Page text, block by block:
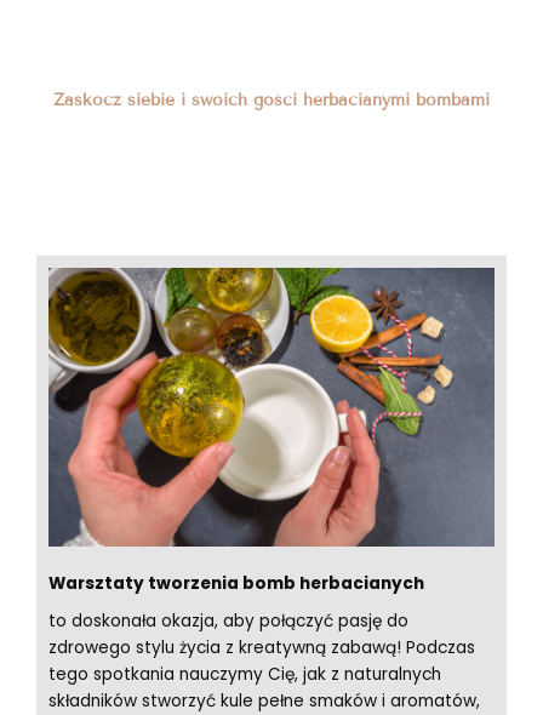
Zaskocz siebie i swoich gości herbacianymi bombami
Warsztaty tworzenia bomb herbacianych
to doskonała okazja, aby połączyć pasję do
zdrowego stylu życia z kreatywną zabawą! Podczas
tego spotkania nauczymy Cię, jak z naturalnych
składników stworzyć kule pełne smaków i aromatów,